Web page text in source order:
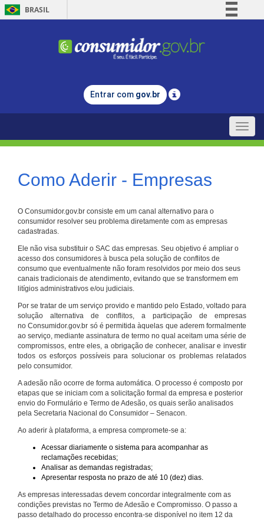
BRASIL
Comunica BR
Legislação
Entrar com gov.br
Toggle
Como Aderir - Empresas
O Consumidor.gov.br consiste em um canal alternativo para o
consumidor resolver seu problema diretamente com as empresas
cadastradas.
Ele não visa substituir o SAC das empresas. Seu objetivo é ampliar o
acesso dos consumidores à busca pela solução de conflitos de
consumo que eventualmente não foram resolvidos por meio dos seus
canais tradicionais de atendimento, evitando que se transformem em
litígios administrativos e/ou judiciais.
Por se tratar de um serviço provido e mantido pelo Estado, voltado para
solução alternativa de conflitos, a participação de empresas
no Consumidor.gov.br só é permitida àquelas que aderem formalmente
ao serviço, mediante assinatura de termo no qual aceitam uma série de
compromissos, entre eles, a obrigação de conhecer, analisar e investir
todos os esforços possíveis para solucionar os problemas relatados
pelo consumidor.
A adesão não ocorre de forma automática. O processo é composto por
etapas que se iniciam com a solicitação formal da empresa e posterior
envio do Formulário e Termo de Adesão, os quais serão analisados
pela Secretaria Nacional do Consumidor – Senacon.
Ao aderir à plataforma, a empresa compromete-se a:
Acessar diariamente o sistema para acompanhar as
reclamações recebidas;
Analisar as demandas registradas;
Apresentar resposta no prazo de até 10 (dez) dias.
As empresas interessadas devem concordar integralmente com as
condições previstas no Termo de Adesão e Compromisso. O passo a
passo detalhado do processo encontra-se disponível no item 12 da